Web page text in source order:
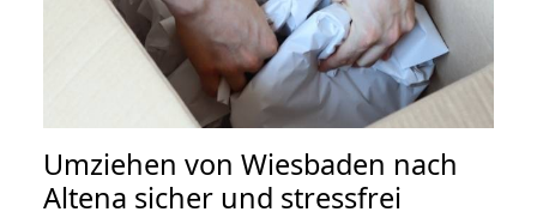
Umziehen von Wiesbaden nach
Altena sicher und stressfrei